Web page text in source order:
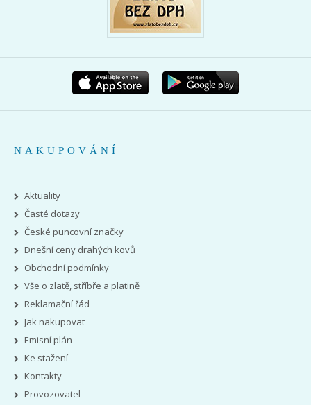
NAKUPOVÁNÍ
Aktuality
Časté dotazy
České puncovní značky
Dnešní ceny drahých kovů
Obchodní podmínky
Vše o zlatě, stříbře a platině
Reklamační řád
Jak nakupovat
Emisní plán
Ke stažení
Kontakty
Provozovatel